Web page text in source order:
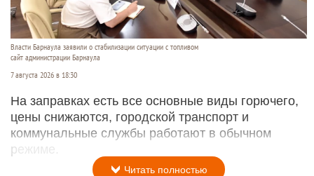
Власти Барнаула заявили о стабилизации ситуации с топливом
сайт администрации Барнаула
7 августа 2026 в 18:30
На заправках есть все основные виды горючего,
цены снижаются, городской транспорт и
коммунальные службы работают в обычном
режиме.
Читать полностью